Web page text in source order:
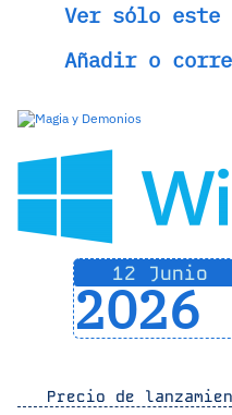
Ver sólo este
Añadir o
12 Junio
2026
Precio de